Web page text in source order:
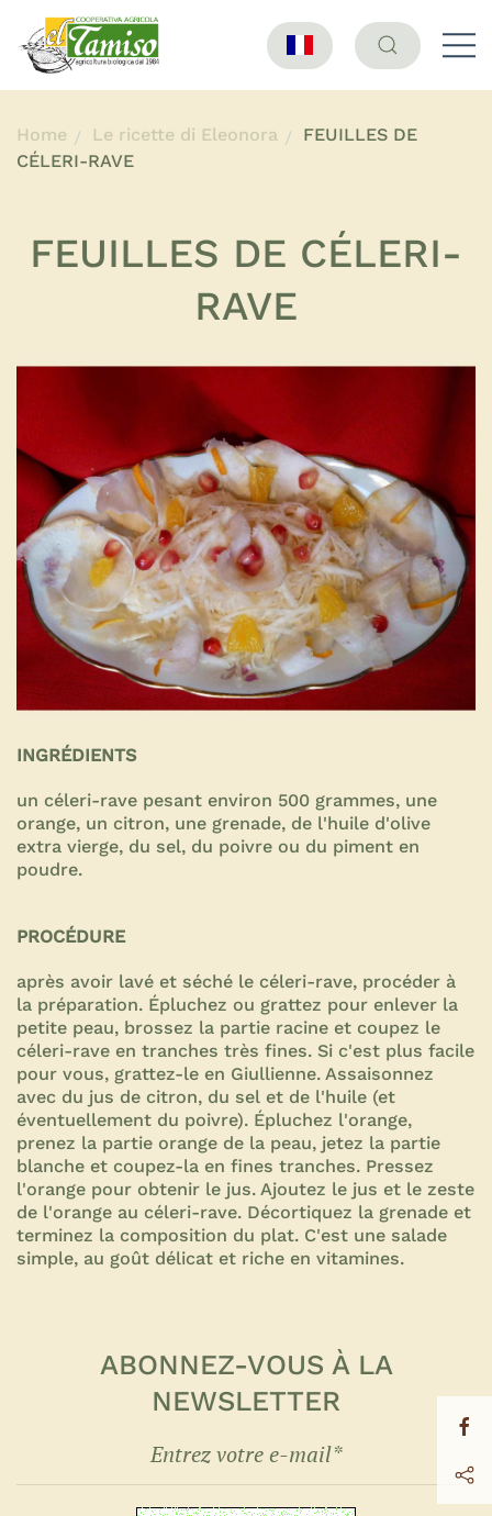
Home Le ricette di Eleonora
FEUILLES DE
CÉLERI-RAVE
FEUILLES DE CÉLERI-
RAVE
INGRÉDIENTS
un céleri-rave pesant environ 500 grammes, une
orange, un citron, une grenade, de l'huile d'olive
extra vierge, du sel, du poivre ou du piment en
poudre.
PROCÉDURE
après avoir lavé et séché le céleri-rave, procéder à
la préparation. Épluchez ou grattez pour enlever la
petite peau, brossez la partie racine et coupez le
céleri-rave en tranches très fines. Si c'est plus facile
pour vous, grattez-le en Giullienne. Assaisonnez
avec du jus de citron, du sel et de l'huile (et
éventuellement du poivre). Épluchez l'orange,
prenez la partie orange de la peau, jetez la partie
blanche et coupez-la en fines tranches. Pressez
l'orange pour obtenir le jus. Ajoutez le jus et le zeste
de l'orange au céleri-rave. Décortiquez la grenade et
terminez la composition du plat. C'est une salade
simple, au goût délicat et riche en vitamines.
ABONNEZ-VOUS À LA
NEWSLETTER